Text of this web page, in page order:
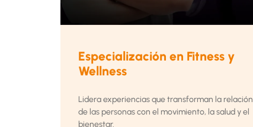
Especialización en Fitness y
Wellness
Lidera experiencias que transforman la relación
de las personas con el movimiento, la salud y el
bienestar.